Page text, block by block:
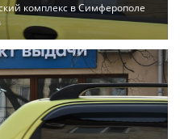
комплекс в Симферополе